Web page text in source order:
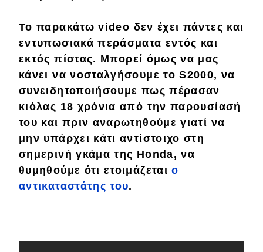
Mobility
Σταθμοί φόρτισης
Classic
Παρουσιάσεις
Το παρακάτωvideo δεν έχει πάντες και
εντυπωσιακά περάσματα εντός και
εκτόςπίστας. Μπορεί όμως να μας
κάνει να νοσταλγήσουμε το S2000, να
συνειδητοποιήσουμε πως πέρασαν
κιόλας 18 χρόνια από την παρουσίασή
του και πριν αναρωτηθούμε γιατί να
μην υπάρχει κάτι αντίστοιχο στη
σημερινήγκάμα της Honda, να
θυμηθούμε ότι ετοιμάζεταιο
αντικαταστάτης του.